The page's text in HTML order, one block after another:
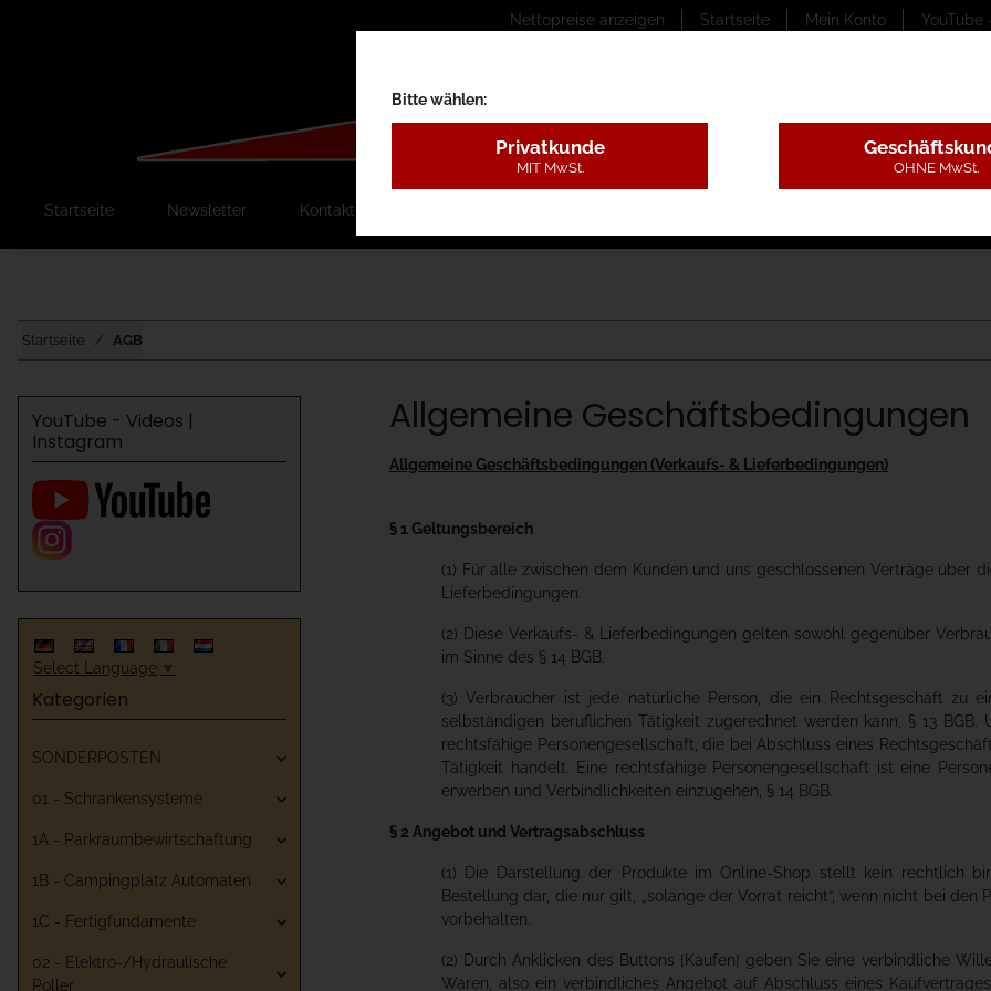
Nettopreise anzeigen Startseite Mein Konto YouTube
Startseite Newsletter Kontakt
Startseite AGB
Allgemeine Geschäftsbedingungen
Allgemeine Geschäftsbedingungen (Verkaufs- & Lieferbedingungen)
§ 1 Geltungsbereich
(1) Für alle zwischen dem Kunden und uns geschlossenen Verträge über
Lieferbedingungen.
(2) Diese Verkaufs- & Lieferbedingungen gelten sowohl gegenüber
im Sinne des § 14 BGB.
(3) Verbraucher ist jede natürliche Person, die ein Rechtsgeschäft zu
selbständigen beruflichen Tätigkeit zugerechnet werden kann, § 13
rechtsfähige Personengesellschaft, die bei Abschluss eines
Tätigkeit handelt. Eine rechtsfähige Personengesellschaft ist eine
erwerben und Verbindlichkeiten einzugehen, § 14 BGB.
§ 2 Angebot und Vertragsabschluss
(1) Die Darstellung der Produkte im Online-Shop stellt kein rechtlich
Bestellung dar, die nur gilt, „solange der Vorrat reicht“, wenn nicht bei
vorbehalten.
(2) Durch Anklicken des Buttons [Kaufen] geben Sie eine verbindliche
Waren, also ein verbindliches Angebot auf Abschluss eines
YouTube - Videos |
Instagram
Select Language ▼
Kategorien
SONDERPOSTEN
01 - Schrankensysteme
1A - Parkraumbewirtschaftung
1B - Campingplatz Automaten
1C - Fertigfundamente
02 - Elektro-/Hydraulische
Poller
Bitte wählen:
Privatkunde
MIT MwSt. OHNE MwSt.